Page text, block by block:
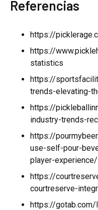
Referencias
https://
https://
statistics
https://
trends-elevating-
https://
industry-trends-
https://
use-self-pour-
player-experience/
https://
courtreserve-
https://